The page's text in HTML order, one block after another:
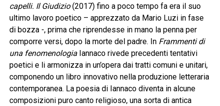
capelli. Il Giudizio(2017) fino a poco tempo fa era il suo
ultimo lavoro poetico – apprezzato da Mario Luzi in fase
di bozza -, prima che riprendesse in mano la penna per
comporre versi, dopo la morte del padre. In Frammenti di
una fenomenologiaIannaco rivede precedenti tentativi
poetici e li armonizza in un’opera dai tratti comuni e unitari,
componendo un libro innovativo nella produzione letteraria
contemporanea. La poesia di Iannaco diventa in alcune
composizioni puro canto religioso, una sorta di antica